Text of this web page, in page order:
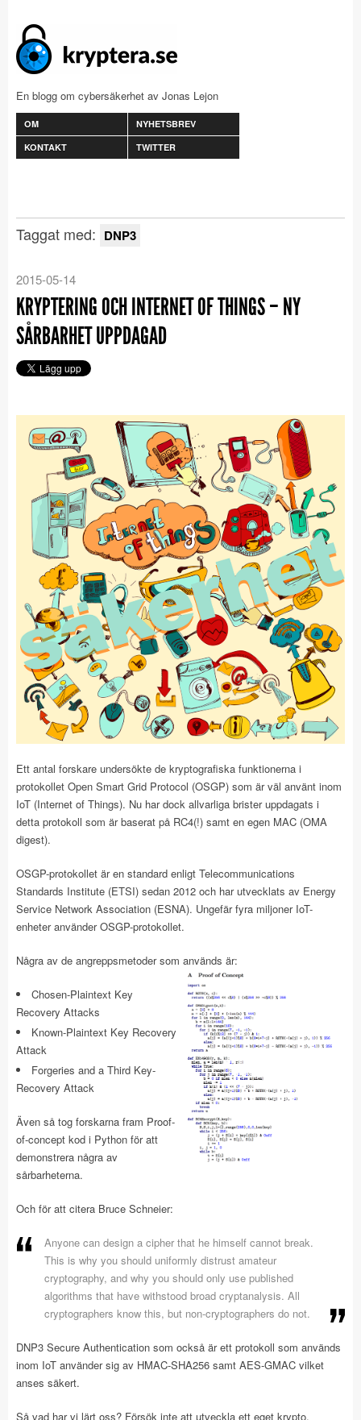
En blogg om cybersäkerhet av Jonas Lejon
OM
NYHETSBREV
KONTAKT
TWITTER
Taggat med: DNP3
2015-05-14
KRYPTERING OCH INTERNET OF THINGS – NY
SÅRBARHET UPPDAGAD
Ett antal forskare undersökte de kryptografiska funktionerna i
protokollet Open Smart Grid Protocol (OSGP) som är väl använt inom
IoT (Internet of Things). Nu har dock allvarliga brister uppdagats i
detta protokoll som är baserat på RC4(!) samt en egen MAC (OMA
digest).
OSGP-protokollet är en standard enligt Telecommunications
Standards Institute (ETSI) sedan 2012 och har utvecklats av Energy
Service Network Association (ESNA). Ungefär fyra miljoner IoT-
enheter använder OSGP-protokollet.
Några av de angreppsmetoder som används är:
Chosen-Plaintext Key
Recovery Attacks
Known-Plaintext Key Recovery
Attack
Forgeries and a Third Key-
Recovery Attack
Även så tog forskarna fram Proof-
of-concept kod i Python för att
demonstrera några av
sårbarheterna.
Och för att citera Bruce Schneier:
Anyone can design a cipher that he himself cannot break.
This is why you should uniformly distrust amateur
cryptography, and why you should only use published
algorithms that have withstood broad cryptanalysis. All
cryptographers know this, but non-cryptographers do not.
DNP3 Secure Authentication som också är ett protokoll som används
inom IoT använder sig av HMAC-SHA256 samt AES-GMAC vilket
anses säkert.
Så vad har vi lärt oss? Försök inte att utveckla ett eget krypto.